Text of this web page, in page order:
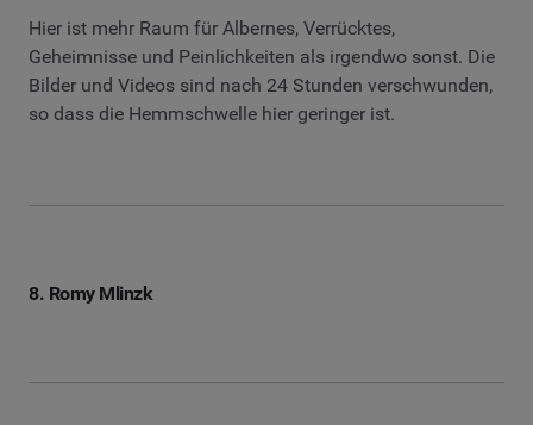
Hier ist mehr Raum für Albernes, Verrücktes,
Geheimnisse und Peinlichkeiten als irgendwo sonst. Die
Bilder und Videos sind nach 24 Stunden verschwunden,
so dass die Hemmschwelle hier geringer ist.
8. Romy Mlinzk